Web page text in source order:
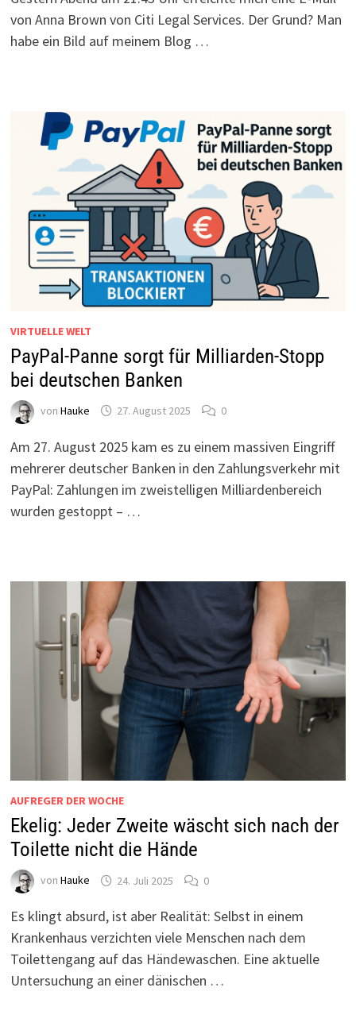
von Anna Brown von Citi Legal Services. Der Grund? Man
habe ein Bild auf meinem Blog …
VIRTUELLE WELT
PayPal-Panne sorgt für Milliarden-Stopp
bei deutschen Banken
von Hauke 27. August 2025 0
Am 27. August 2025 kam es zu einem massiven Eingriff
mehrerer deutscher Banken in den Zahlungsverkehr mit
PayPal: Zahlungen im zweistelligen Milliardenbereich
wurden gestoppt – …
AUFREGER DER WOCHE
Ekelig: Jeder Zweite wäscht sich nach der
Toilette nicht die Hände
von Hauke 24. Juli 2025 0
Es klingt absurd, ist aber Realität: Selbst in einem
Krankenhaus verzichten viele Menschen nach dem
Toilettengang auf das Händewaschen. Eine aktuelle
Untersuchung an einer dänischen …